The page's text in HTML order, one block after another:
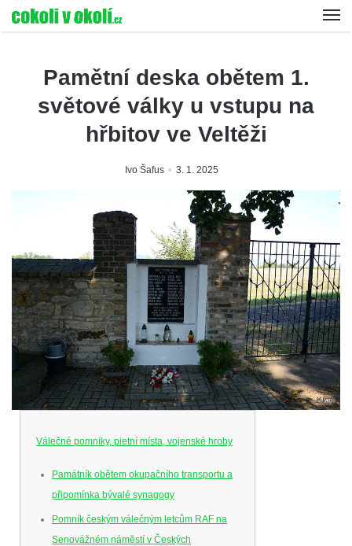
Pamětní deska obětem 1.
světové války u vstupu na
hřbitov ve Veltěži
Ivo Šafus 3. 1. 2025
Válečné pomníky, pietní místa, vojenské hroby
Památník obětem okupačního transportu a
připomínka bývalé synagogy
Pomník českým válečným letcům RAF na
Senovážném náměstí v Českých